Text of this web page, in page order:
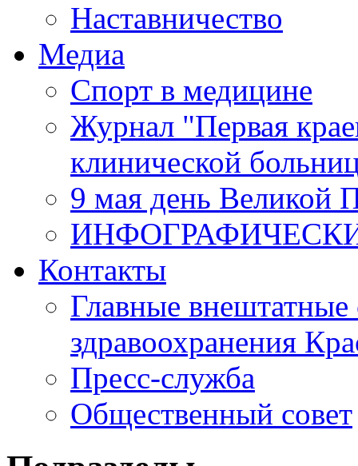
Наставничество
Медиа
Спорт в медицине
Журнал "Первая
клинической
9 мая день Великой
Контакты
Главные внештатные
здравоохранения
Пресс-служба
Общественный совет